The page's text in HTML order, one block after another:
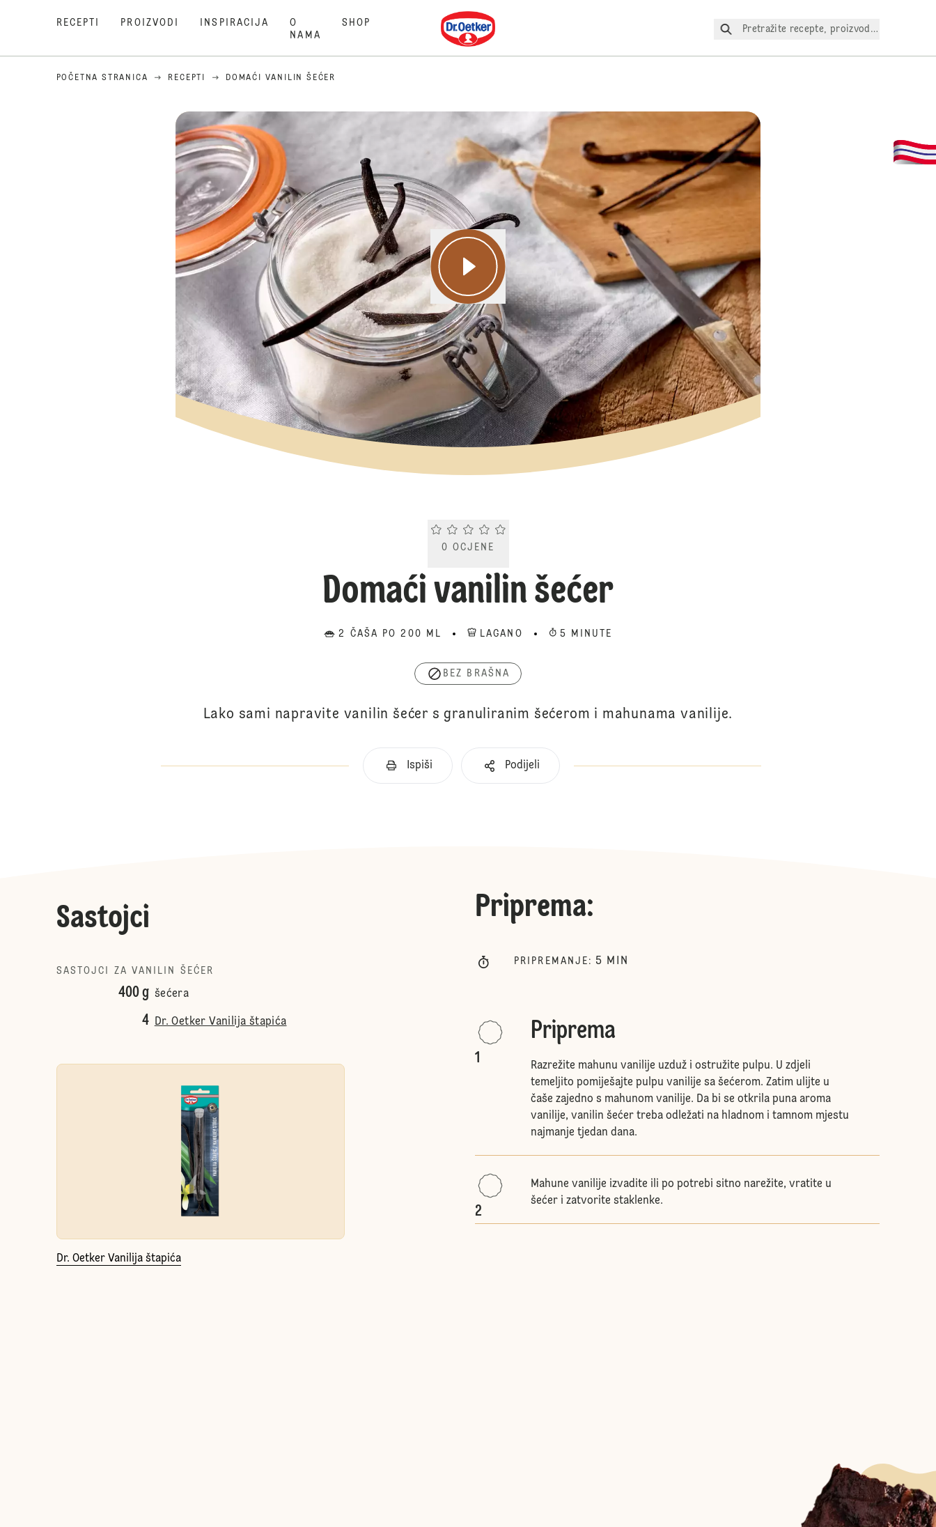
RECEPTI PROIZVODI INSPIRACIJA
O
NAMA
SHOP Dr. Oetker
Pretražite recepte, proizvode itd.
POČETNA STRANICA RECEPTI DOMAĆI VANILIN ŠEĆER
Current rating 0.0. Click to rate.
0 OCJENE
Domaći vanilin šećer
2 ČAŠA PO 200 ML LAGANO 5 MINUTE
BEZ BRAŠNA
Lako sami napravite vanilin šećer s granuliranim šećerom i mahunama vanilije.
Ispiši Podijeli
Sastojci
SASTOJCI ZA VANILIN ŠEĆER
400 g šećera
4 Dr. Oetker Vanilija štapića
Dr. Oetker Vanilija štapića
Priprema:
PRIPREMANJE : 5 MIN
1
Priprema
Razrežite mahunu vanilije uzduž i ostružite pulpu. U zdjeli
temeljito pomiješajte pulpu vanilije sa šećerom. Zatim ulijte u
čaše zajedno s mahunom vanilije. Da bi se otkrila puna aroma
vanilije, vanilin šećer treba odležati na hladnom i tamnom mjestu
najmanje tjedan dana.
2
Mahune vanilije izvadite ili po potrebi sitno narežite, vratite u
šećer i zatvorite staklenke.